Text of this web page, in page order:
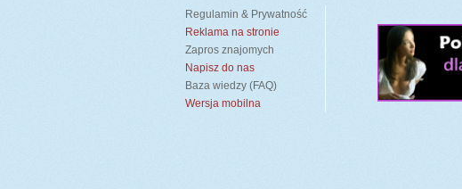
Regulamin & Prywatność
Reklama na stronie
Zapros znajomych
Napisz do nas
Baza wiedzy (FAQ)
Wersja mobilna